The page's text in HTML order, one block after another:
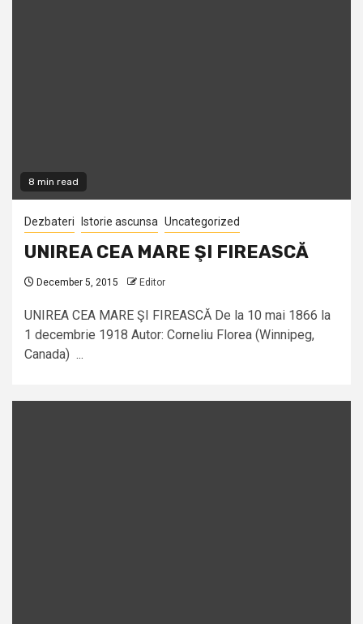
8 min read
Dezbateri Istorie ascunsa Uncategorized
UNIREA CEA MARE ŞI FIREASCĂ
December 5, 2015 Editor
UNIREA CEA MARE ŞI FIREASCĂ De la 10 mai 1866 la
1 decembrie 1918 Autor: Corneliu Florea (Winnipeg,
Canada) ...